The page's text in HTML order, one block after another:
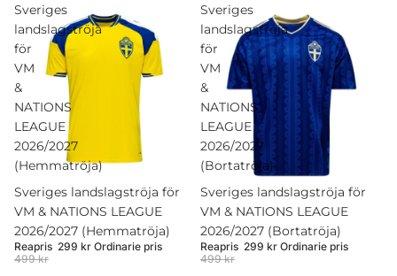
Sveriges
landslagströja
för
VM
&
NATIONS
LEAGUE
2026/2027
(Hemmatröja)
Rea
Sveriges landslagströja för
VM & NATIONS LEAGUE
2026/2027 (Hemmatröja)
Reapris 299 kr Ordinarie pris
499 kr
Sveriges
landslagströja
för
VM
&
NATIONS
LEAGUE
2026/2027
(Bortatröja)
Rea
Sveriges landslagströja för
VM & NATIONS LEAGUE
2026/2027 (Bortatröja)
Reapris 299 kr Ordinarie pris
499 kr